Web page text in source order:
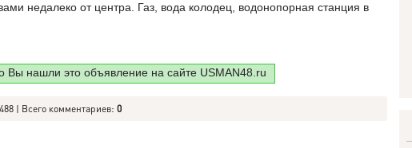
недалеко от центра. Газ, вода колодец, водонопорная станция в
Вы нашли это объявление на сайте USMAN48.ru
| Всего комментариев: 0